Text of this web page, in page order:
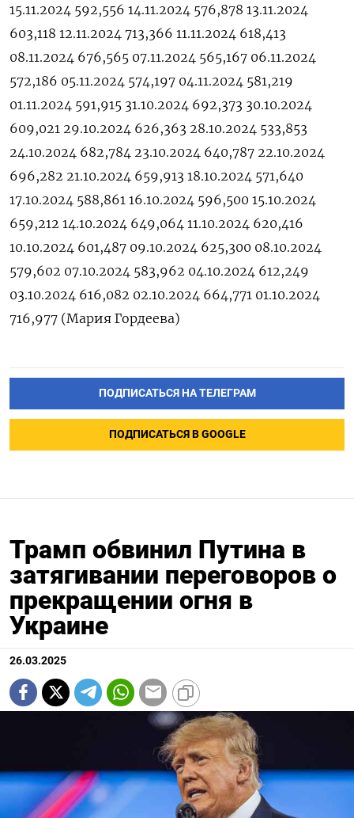
15.11.2024 592,556 14.11.2024 576,878 13.11.2024
603,118 12.11.2024 713,366 11.11.2024 618,413
08.11.2024 676,565 07.11.2024 565,167 06.11.2024
572,186 05.11.2024 574,197 04.11.2024 581,219
01.11.2024 591,915 31.10.2024 692,373 30.10.2024
609,021 29.10.2024 626,363 28.10.2024 533,853
24.10.2024 682,784 23.10.2024 640,787 22.10.2024
696,282 21.10.2024 659,913 18.10.2024 571,640
17.10.2024 588,861 16.10.2024 596,500 15.10.2024
659,212 14.10.2024 649,064 11.10.2024 620,416
10.10.2024 601,487 09.10.2024 625,300 08.10.2024
579,602 07.10.2024 583,962 04.10.2024 612,249
03.10.2024 616,082 02.10.2024 664,771 01.10.2024
716,977 (Мария Гордеева)
ПОДПИСАТЬСЯ НА ТЕЛЕГРАМ
ПОДПИСАТЬСЯ В GOOGLE
Трамп обвинил Путина в
затягивании переговоров о
прекращении огня в
Украине
26.03.2025